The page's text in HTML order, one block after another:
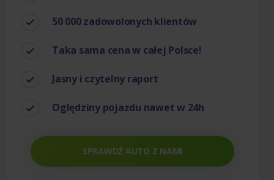
50 000 zadowolonych klientów
Taka sama cena w całej Polsce!
Jasny i czytelny raport
Oględziny pojazdu nawet w 24h
SPRAWDŹ AUTO Z NAMI